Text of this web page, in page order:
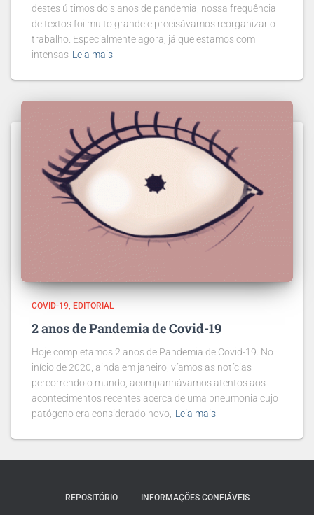
destes últimos dois anos de pandemia, nossa frequência
de textos foi muito grande e precisávamos reorganizar o
trabalho. Especialmente agora, já que estamos com
intensas Leia mais
COVID-19 EDITORIAL
2 anos de Pandemia de Covid-19
Hoje completamos 2 anos de Pandemia de Covid-19. No
início de 2020, ainda em janeiro, víamos as notícias
percorrendo o mundo, acompanhávamos atentos aos
acontecimentos recentes acerca de uma pneumonia cujo
patógeno era considerado novo,
Leia mais
REPOSITÓRIO INFORMAÇÕES CONFIÁVEIS